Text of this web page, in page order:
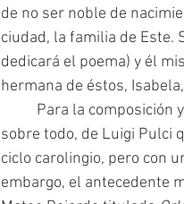
de no ser noble de
ciudad, la familia de Este.
dedicará el poema) y él
hermana de éstos,
sobre todo, de Luigi Pulci
ciclo carolingio, pero con
embargo, el antecedente